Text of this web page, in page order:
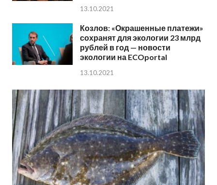
13.10.2021
Козлов: «Окрашенные платежи»
сохранят для экологии 23 млрд
рублей в год — новости
экологии на ECOportal
13.10.2021